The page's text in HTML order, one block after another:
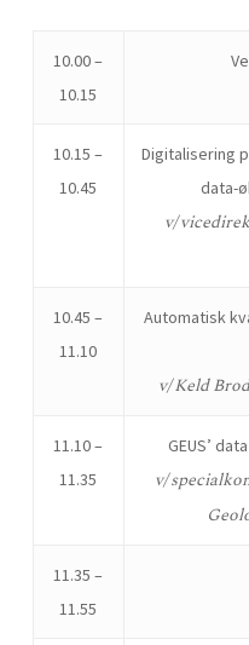
10.00 –
10.15
10.15 –
10.45
Digitalisering
data-
v/
10.45 –
11.10
Automatisk
v/ Keld
11.10 –
11.35
GEUS’
v/
11.35 –
11.55